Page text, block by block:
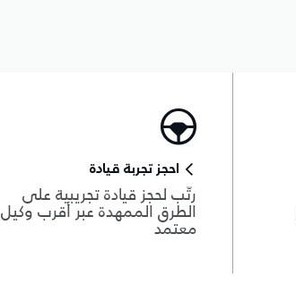
احجز تجربة قيادة
رتّب لحجز قيادة تجريبية على
الطرق الممهدة عبر أقرب وكيل
معتمد